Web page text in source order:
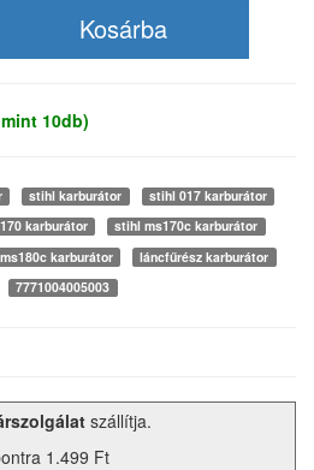
10db)
stihl karburátor
stihl 017 karburátor
karburátor
stihl ms170c karburátor
karburátor
láncfűrész karburátor
7771004005003
szállítja.
1.499 Ft